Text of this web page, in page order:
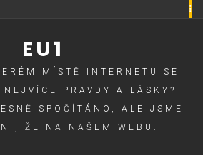
EU1
MÍSTĚ INTERNETU SE
NEJVÍCE PRAVDY A LÁSKY?
SPOČÍTÁNO, ALE JSME
ŽE NA NAŠEM WEBU.